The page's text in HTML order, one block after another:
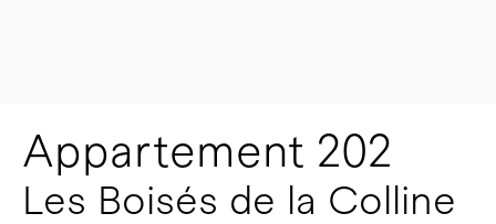
Appartement 202
Les Boisés de la Colline